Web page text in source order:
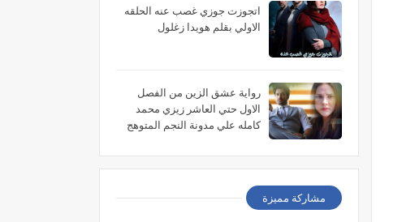
اتجوزت جوزي غصب عنه الحلقه
الاولي بقلم هويدا زغلول
رواية عشق الزين من الفصل
الاول حتي العاشر زيزي محمد
كامله علي مدونة النجم المتوهج
مشاركة مميزة